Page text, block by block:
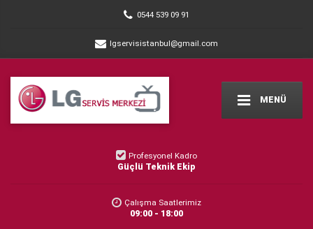
0544 539 09 91
lgservisistanbul@gmail.com
MENÜ
Profesyonel Kadro
Güçlü Teknik Ekip
Çalışma Saatlerimiz
09:00 - 18:00